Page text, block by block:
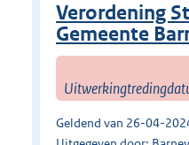
Verordening
Gemeente
Geldend van 26-04-